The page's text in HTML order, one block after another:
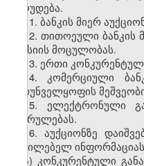
იზღუდება.
11. ბანკის მიერ
12. თითოეული
ემისიის მოცულობას.
13. ერთი
14. კომერციული
უზრუნველყოფის
15. ელექტრონული
შესრულებას.
16. აუქციონზე
აუცილებელ
ა) კონკურენტული